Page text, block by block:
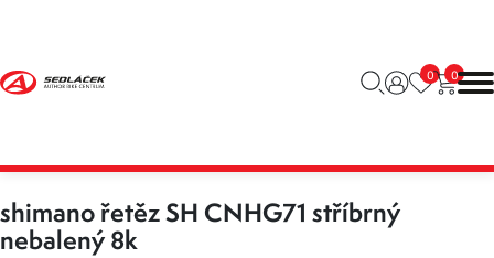
0 0
shimano řetěz SH CNHG71 stříbrný
nebalený 8k